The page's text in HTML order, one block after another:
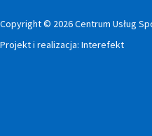
Copyright © 2026 Centrum Usług
Projekt i realizacja: Interefekt